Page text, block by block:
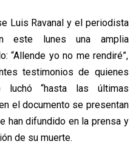
Luis Ravanal y el periodista
este lunes una amplia
“Allende yo no me rendiré”,
testimonios de quienes
luchó “hasta las últimas
el documento se presentan
han difundido en la prensa y
de su muerte.